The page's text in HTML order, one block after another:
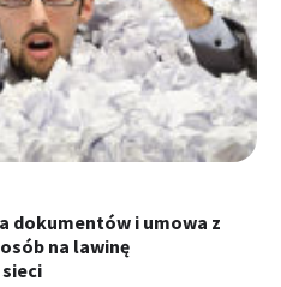
dokumentów i umowa z
na lawinę